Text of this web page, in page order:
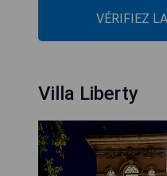
VÉRIFIEZ
Villa Liberty